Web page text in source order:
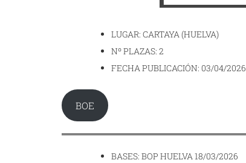
LUGAR: CARTAYA (HUELVA)
Nº PLAZAS: 2
FECHA PUBLICACIÓN: 03/04/2026
BOE
BASES: BOP HUELVA 18/03/2026